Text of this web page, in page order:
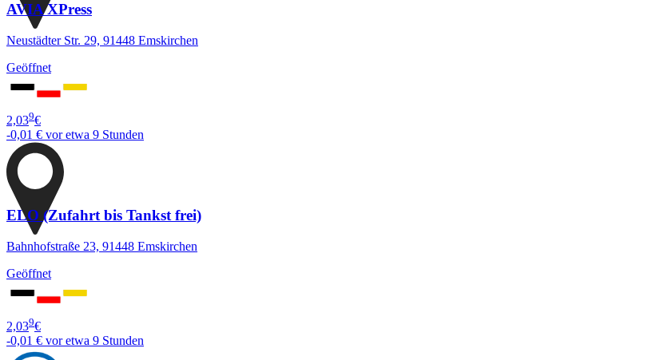
AVIA XPress
Neustädter Str. 29, 91448 Emskirchen
Geöffnet
2,039€
-0,01 € vor etwa 9 Stunden
ELO (Zufahrt bis Tankst frei)
Bahnhofstraße 23, 91448 Emskirchen
Geöffnet
2,039€
-0,01 € vor etwa 9 Stunden